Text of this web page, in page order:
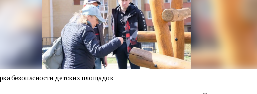
безопасности детских площадок